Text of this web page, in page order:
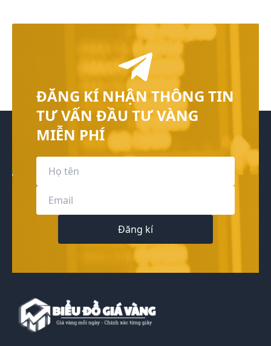
ĐĂNG KÍ NHẬN THÔNG TIN
TƯ VẤN ĐẦU TƯ VÀNG
MIỄN PHÍ
Đăng kí